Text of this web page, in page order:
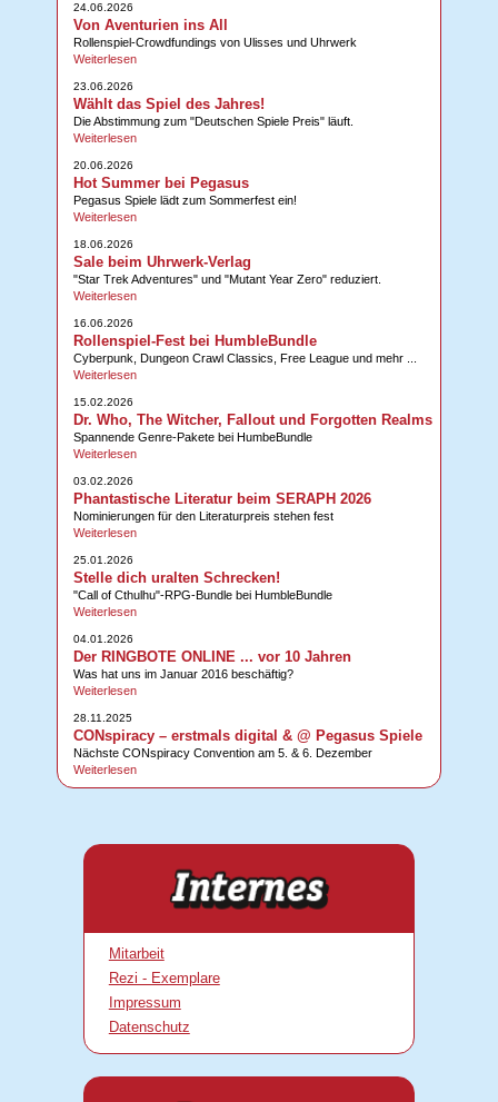
24.06.2026
Von Aventurien ins All
Rollenspiel-Crowdfundings von Ulisses und Uhrwerk
Weiterlesen
23.06.2026
Wählt das Spiel des Jahres!
Die Abstimmung zum "Deutschen Spiele Preis" läuft.
Weiterlesen
20.06.2026
Hot Summer bei Pegasus
Pegasus Spiele lädt zum Sommerfest ein!
Weiterlesen
18.06.2026
Sale beim Uhrwerk-Verlag
"Star Trek Adventures" und "Mutant Year Zero" reduziert.
Weiterlesen
16.06.2026
Rollenspiel-Fest bei HumbleBundle
Cyberpunk, Dungeon Crawl Classics, Free League und mehr ...
Weiterlesen
15.02.2026
Dr. Who, The Witcher, Fallout und Forgotten Realms
Spannende Genre-Pakete bei HumbeBundle
Weiterlesen
03.02.2026
Phantastische Literatur beim SERAPH 2026
Nominierungen für den Literaturpreis stehen fest
Weiterlesen
25.01.2026
Stelle dich uralten Schrecken!
"Call of Cthulhu"-RPG-Bundle bei HumbleBundle
Weiterlesen
04.01.2026
Der RINGBOTE ONLINE ... vor 10 Jahren
Was hat uns im Januar 2016 beschäftig?
Weiterlesen
28.11.2025
CONspiracy – erstmals digital & @ Pegasus Spiele
Nächste CONspiracy Convention am 5. & 6. Dezember
Weiterlesen
Mitarbeit
Rezi - Exemplare
Impressum
Datenschutz